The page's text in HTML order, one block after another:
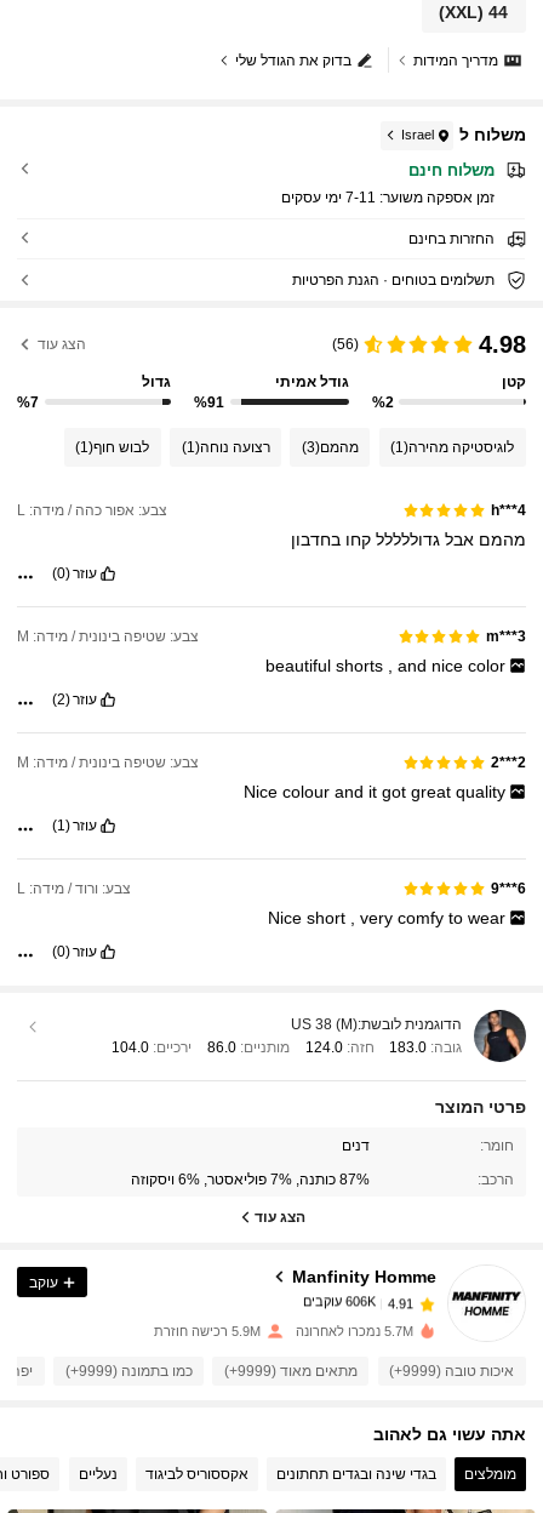
44
(XXL)
בדוק את הגודל שלי מדריך המידות
משלוח ל Israel
משלוח חינם
זמן אספקה ​​משוער: 7-11 ימי עסקים
החזרות בחינם
תשלומים בטוחים · הגנת הפרטיות
4.98
(56) הצג עוד
קטן
%2
גודל אמיתי
%91
גדול
%7
לוגיסטיקה מהירה(1) מהמם(3) רצועה נוחה(1) לבוש חוף(1)
h***4 צבע: אפור כהה / מידה: L
מהמםאבלגדולללללקחובחדבון
עוזר(0)
m***3 צבע: שטיפה בינונית / מידה: M
beautifulshorts ,and nicecolor
עוזר(2)
2***2 צבע: שטיפה בינונית / מידה: M
Nicecolourand itgotgreatquality
עוזר(1)
6***9 צבע: ורוד / מידה: L
Niceshort ,verycomfytowear
עוזר(0)
הדוגמנית לובשת:US 38 (M)
גובה: 183.0 חזה:124.0 מותניים: 86.0 ירכיים: 104.0
פרטי המוצר
חומר: דנים
הרכב: 87% כותנה, 7% פוליאסטר, 6% ויסקוזה
הצג עוד
Manfinity Homme
4.91
606K עוקבים
S***m
שילם לפני יום אחד
4.91 606K עוקבים
606K עוקבים
עוקב
5.7M נמכרו לאחרונה 5.9M רכישה חוזרת
איכות טובה (9999+) מתאים מאוד (9999+) כמו בתמונה (9999+) יפה (9999+)
אתה עשוי גם לאהוב
מומלצים בגדי שינה ובגדים תחתונים אקססוריס לביגוד נעליים ספורט